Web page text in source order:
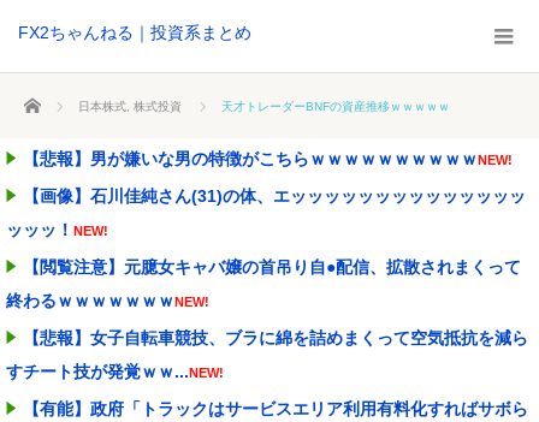
FX2ちゃんねる｜投資系まとめ
ホーム 日本株式 株式投資 天才トレーダーBNFの資産推移ｗｗｗｗｗ
【悲報】男が嫌いな男の特徴がこちらｗｗｗｗｗｗｗｗｗｗNEW!
【画像】石川佳純さん(31)の体、エッッッッッッッッッッッッッッ
ッッッ！ NEW!
【閲覧注意】元臆女キャバ嬢の首吊り自●配信、拡散されまくって
終わるｗｗｗｗｗｗｗNEW!
【悲報】女子自転車競技、ブラに綿を詰めまくって空気抵抗を減ら
すチート技が発覚ｗｗ...NEW!
【有能】政府「トラックはサービスエリア利用有料化すればサボら